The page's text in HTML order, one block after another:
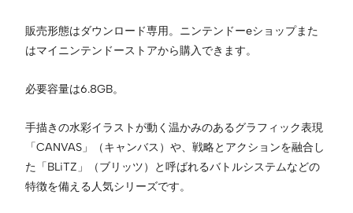
販売形態はダウンロード専用。ニンテンドーeショップまた
はマイニンテンドーストアから購入できます。
必要容量は6.8GB。
手描きの水彩イラストが動く温かみのあるグラフィック表現
「CANVAS」（キャンバス）や、戦略とアクションを融合し
た「BLiTZ」（ブリッツ）と呼ばれるバトルシステムなどの
特徴を備える人気シリーズです。